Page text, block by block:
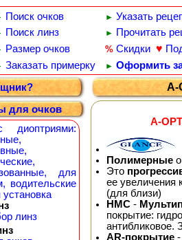
Поиск очков ► Указать
Поиск линз ► Прочитать
Размер очков % Скидки ♥
Заказать примерку ► Оформить
для очков
для
водительские
линз
A-
A-
Полимерные
Это
ее увеличения
(для близи)
HMC -
покрытие:
антибликовое.
AR-покрытие